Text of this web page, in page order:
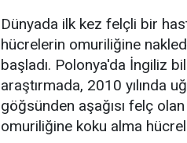
Dünyada ilk kez felçli bir
hücrelerin omuriliğine
başladı. Polonya'da İngiliz
araştırmada, 2010 yılında
göğsünden aşağısı felç
omuriliğine koku alma